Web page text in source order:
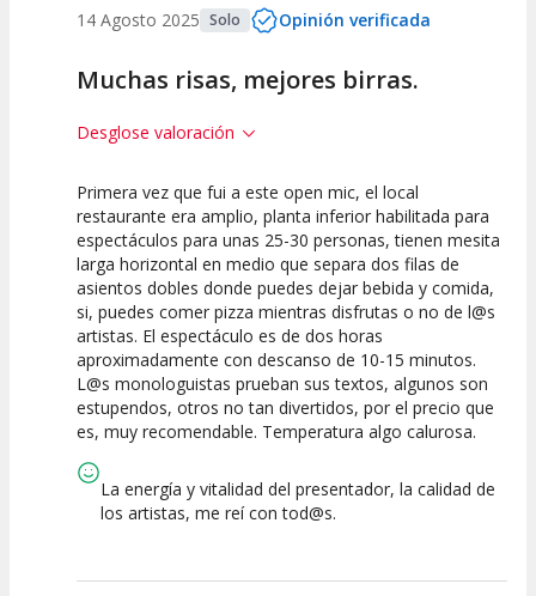
14 Agosto 2025 Solo Opinión verificada
Muchas risas, mejores birras.
Desglose valoración
7.5
Calidad del
Espectáculo
7.5
Puesta en
Escena
7.5
Interpretación
artística
Primera vez que fui a este open mic, el local
restaurante era amplio, planta inferior habilitada para
espectáculos para unas 25-30 personas, tienen mesita
larga horizontal en medio que separa dos filas de
asientos dobles donde puedes dejar bebida y comida,
si, puedes comer pizza mientras disfrutas o no de l@s
artistas. El espectáculo es de dos horas
aproximadamente con descanso de 10-15 minutos.
L@s monologuistas prueban sus textos, algunos son
estupendos, otros no tan divertidos, por el precio que
es, muy recomendable. Temperatura algo calurosa.
La energía y vitalidad del presentador, la calidad de
los artistas, me reí con tod@s.